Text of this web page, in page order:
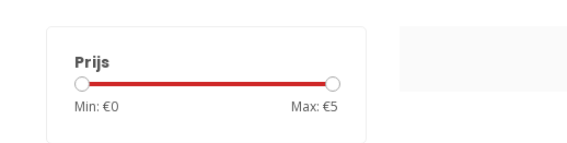
Prijs
Min: €0 Max: €5